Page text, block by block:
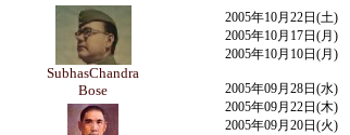
SubhasChandra
Bose
2005年10月22日(土)
2005年10月17日(月)
2005年10月10日(月)
2005年09月28日(水)
2005年09月22日(木)
2005年09月20日(火)